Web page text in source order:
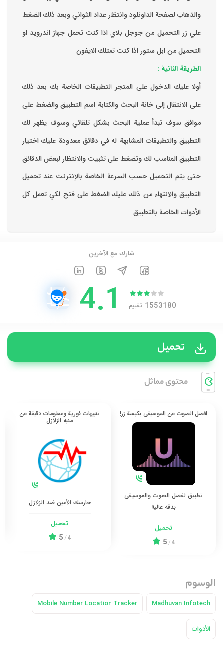
والذهاب لصفحة الداونلود وانتظار عداد الثواني وبعد ذلك الضغط
علي زر التحميل من جوجل بلاي اذا كنت تحمل جهاز اندرويد او
التحميل من ابل ستور اذا كنت تمتلك الايفون
الطريقة الثانية :
‏أولا عليك الدخول على المتجر التطبيقات الخاصة بك ‏بعد ذلك
على الانتقال إلى خانة البحث والكتابة اسم التطبيق والضغط على
موافق ‏سوف تبدأ عملية البحث بشكل تلقائي وسوف يظهر لك
التطبيق والتطبيقات المشابهة له في دقائق معدودة ‏عليك اختيار
التطبيق المناسب لك وتضغط على تثبيت والانتظار لبعض الدقائق
حتى يتم التحميل حسب السرعة الخاصة بالإنترنت ‏عند تحميل
التطبيق والانتهاء من ذلك عليك الضغط على فتح لكي تعمل كل
الأدوات الخاصة بالتطبيق
شارك مع الآخرين
1553180 تقييم 4.1
تحميل
محتوی مماثل
افصل الصوت عن الموسيقى بكبسة زر!
تطبيق لفصل الصوت والموسيقى
بدقة عالية
تحميل
4
/
5
تنبيهات فورية ومعلومات دقيقة عن
منبه الزلازل
حارسك الأمين ضد الزلازل
تحميل
4
/
5
الوسوم
Madhuvan Infotech
Mobile Number Location Tracker
الأدوات